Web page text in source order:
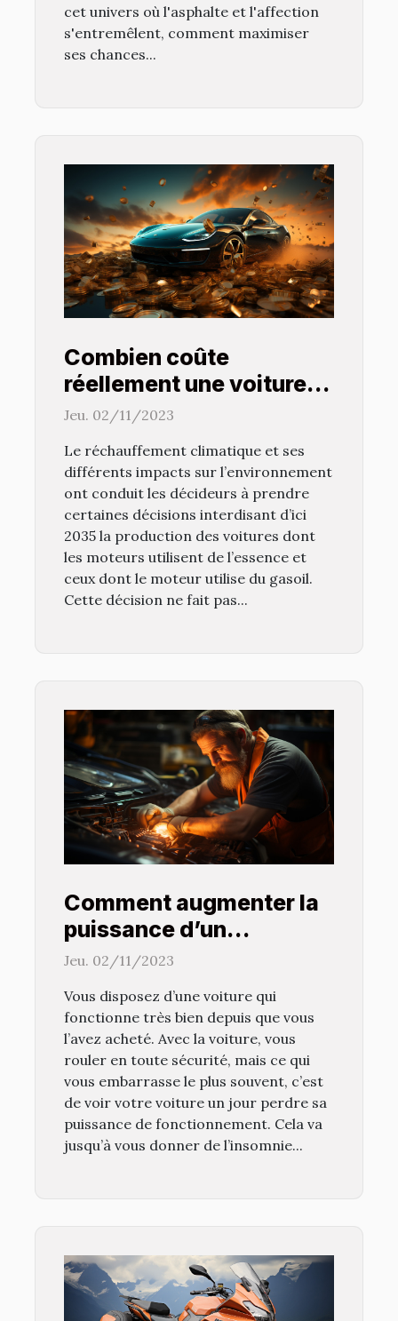
cet univers où l'asphalte et l'affection
s'entremêlent, comment maximiser
ses chances...
Combien coûte
réellement une voiture
électrique ?
Jeu. 02/11/2023
Le réchauffement climatique et ses
différents impacts sur l’environnement
ont conduit les décideurs à prendre
certaines décisions interdisant d’ici
2035 la production des voitures dont
les moteurs utilisent de l’essence et
ceux dont le moteur utilise du gasoil.
Cette décision ne fait pas...
Comment augmenter la
puissance d’un
véhicule ?
Jeu. 02/11/2023
Vous disposez d’une voiture qui
fonctionne très bien depuis que vous
l’avez acheté. Avec la voiture, vous
rouler en toute sécurité, mais ce qui
vous embarrasse le plus souvent, c’est
de voir votre voiture un jour perdre sa
puissance de fonctionnement. Cela va
jusqu’à vous donner de l’insomnie...